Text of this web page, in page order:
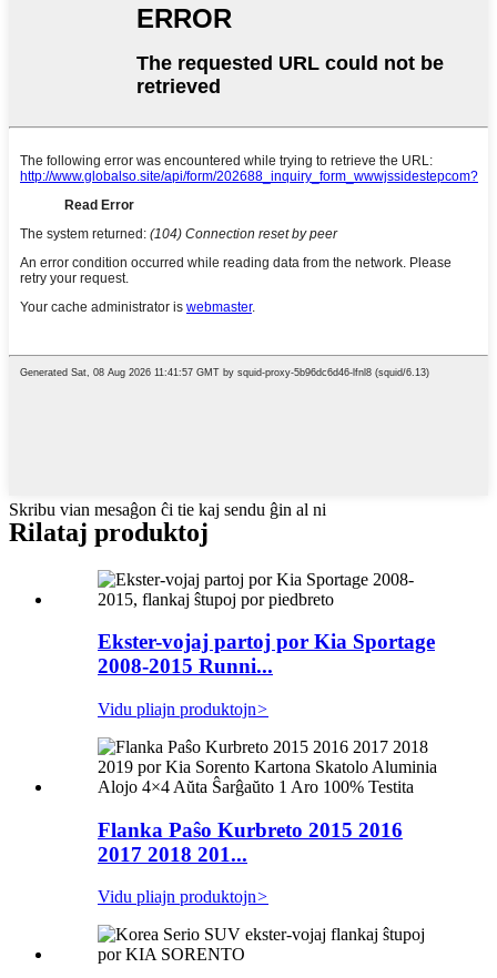
Skribu vian mesaĝon ĉi tie kaj sendu ĝin al ni
Rilataj produktoj
Ekster-vojaj partoj por Kia Sportage
2008-2015 Runni...
Vidu pliajn produktojn>
Flanka Paŝo Kurbreto 2015 2016
2017 2018 201...
Vidu pliajn produktojn>